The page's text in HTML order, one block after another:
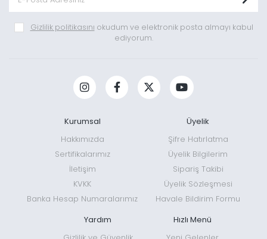
Gizlilik politikasını okudum ve elektronik posta almayı kabul
ediyorum.
Kurumsal
Hakkımızda
Sertifikalarımız
İletişim
KVKK
Banka Hesap Numaralarımız
Üyelik
Şifre Hatırlatma
Üyelik Bilgilerim
Sipariş Takibi
Üyelik Sözleşmesi
Havale Bildirim Formu
Yardım Hızlı Menü